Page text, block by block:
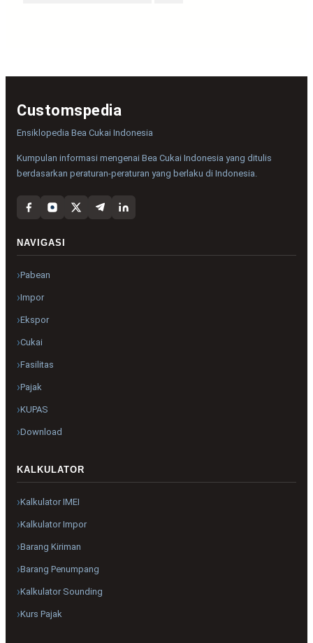
Customspedia
Ensiklopedia Bea Cukai Indonesia
Kumpulan informasi mengenai Bea Cukai Indonesia yang ditulis
berdasarkan peraturan-peraturan yang berlaku di Indonesia.
NAVIGASI
Pabean
Impor
Ekspor
Cukai
Fasilitas
Pajak
KUPAS
Download
KALKULATOR
Kalkulator IMEI
Kalkulator Impor
Barang Kiriman
Barang Penumpang
Kalkulator Sounding
Kurs Pajak